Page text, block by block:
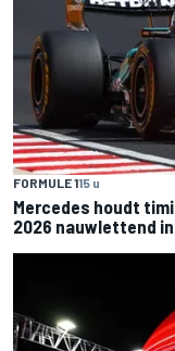
FORMULE 115 u
Mercedes houdt
2026 nauwlettend